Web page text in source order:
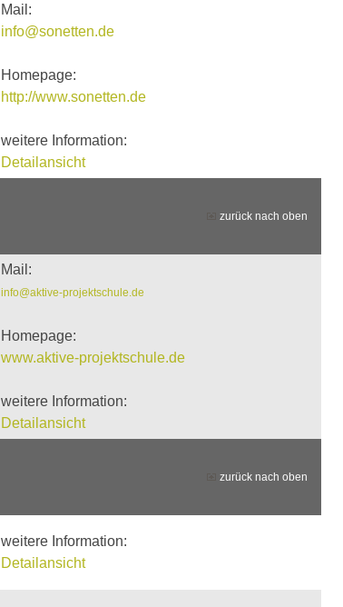
Mail:
info@sonetten.de
Homepage:
http://www.sonetten.de
weitere Information:
Detailansicht
zurück nach oben
Mail:
info@aktive-projektschule.de
Homepage:
www.aktive-projektschule.de
weitere Information:
Detailansicht
zurück nach oben
weitere Information:
Detailansicht